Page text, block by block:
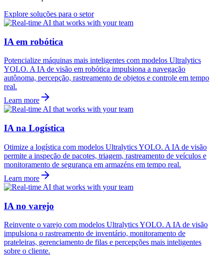
Explore soluções para o setor
IA em robótica
Potencialize máquinas mais inteligentes com modelos Ultralytics
YOLO. A IA de visão em robótica impulsiona a navegação
autônoma, percepção, rastreamento de objetos e controle em tempo
real.
Learn more
IA na Logística
Otimize a logística com modelos Ultralytics YOLO. A IA de visão
permite a inspeção de pacotes, triagem, rastreamento de veículos e
monitoramento de segurança em armazéns em tempo real.
Learn more
IA no varejo
Reinvente o varejo com modelos Ultralytics YOLO. A IA de visão
impulsiona o rastreamento de inventário, monitoramento de
prateleiras, gerenciamento de filas e percepções mais inteligentes
sobre o cliente.